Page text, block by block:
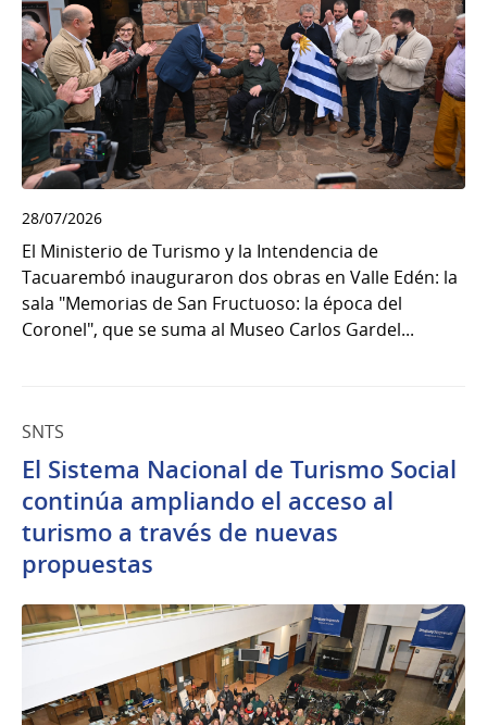
28/07/2026
El Ministerio de Turismo y la Intendencia de
Tacuarembó inauguraron dos obras en Valle Edén: la
sala "Memorias de San Fructuoso: la época del
Coronel", que se suma al Museo Carlos Gardel...
SNTS
El Sistema Nacional de Turismo Social
continúa ampliando el acceso al
turismo a través de nuevas
propuestas